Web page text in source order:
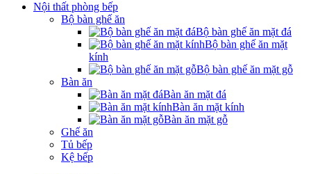
Nội thất phòng bếp
Bộ bàn ghế ăn
Bộ bàn ghế ăn mặt đá
Bộ bàn ghế ăn mặt
kính
Bộ bàn ghế ăn mặt gỗ
Bàn ăn
Bàn ăn mặt đá
Bàn ăn mặt kính
Bàn ăn mặt gỗ
Ghế ăn
Tủ bếp
Kệ bếp